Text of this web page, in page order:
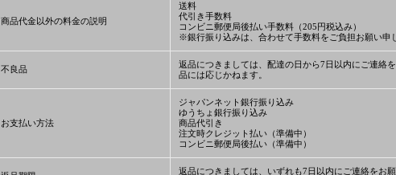
商品代金以外の料金の説明
送料
代引き手数料
コンビニ郵便局後払い手数料（205円税込み）
※銀行振り込みは、合わせて手数料をご負担お願い申
不良品
返品につきましては、配達の日から7日以内にご連絡
品には応じかねます。
お支払い方法
ジャパンネット銀行振り込み
ゆうちょ銀行振り込み
商品代引き
注文時クレジット払い（準備中）
コンビニ郵便局後払い（準備中）
返品につきましては、いずれも7日以内にご連絡をお